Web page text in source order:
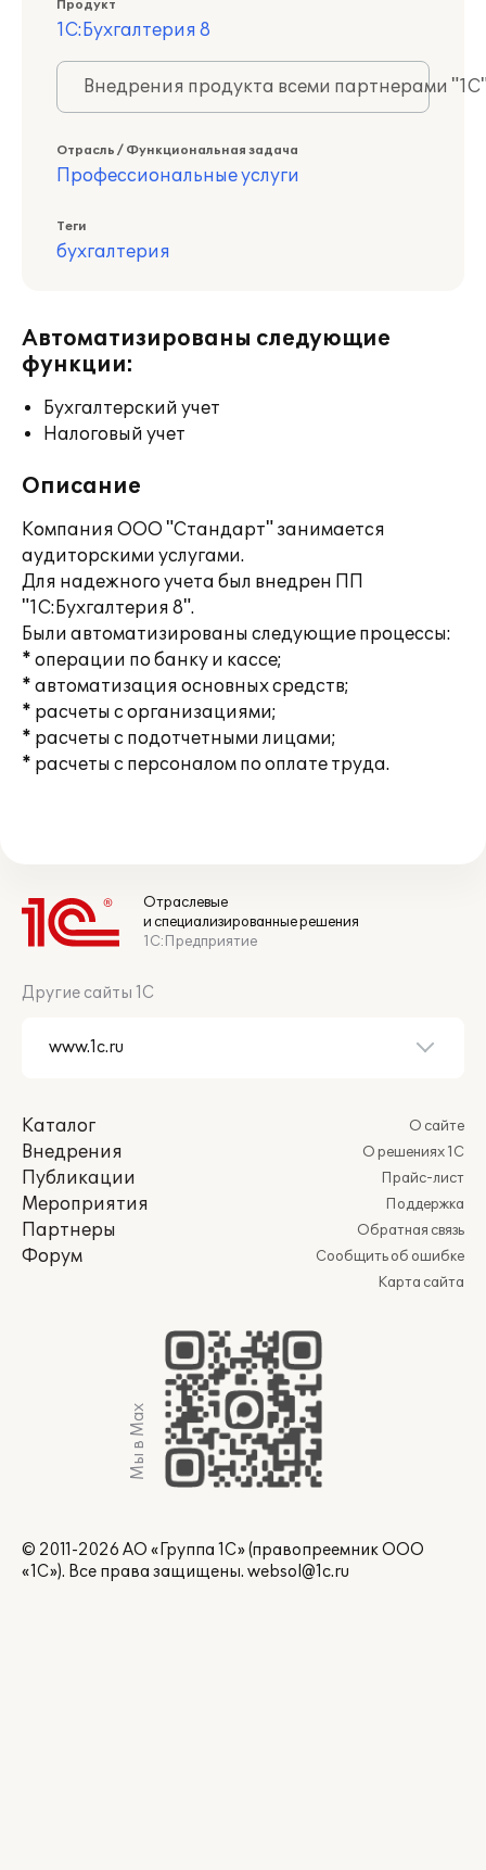
Продукт
1С:Бухгалтерия 8
Внедрения продукта всеми партнерами
Отрасль / Функциональная задача
Профессиональные услуги
Теги
бухгалтерия
Автоматизированы следующие
функции:
Бухгалтерский учет
Налоговый учет
Описание
Компания ООО "Стандарт" занимается
аудиторскими услугами.
Для надежного учета был внедрен ПП
"1С:Бухгалтерия 8".
Были автоматизированы следующие процессы:
* операции по банку и кассе;
* автоматизация основных средств;
* расчеты с организациями;
* расчеты с подотчетными лицами;
* расчеты с персоналом по оплате труда.
Отраслевые
и специализированные решения
1С:Предприятие
Другие сайты 1С
Каталог
Внедрения
Публикации
Мероприятия
Партнеры
Форум
О сайте
О решениях 1С
Прайс-лист
Поддержка
Обратная связь
Сообщить об ошибке
Карта сайта
Мы в Max
© 2011-2026 АО «Группа 1С» (правопреемник ООО
«1С»). Все права защищены. websol@1c.ru